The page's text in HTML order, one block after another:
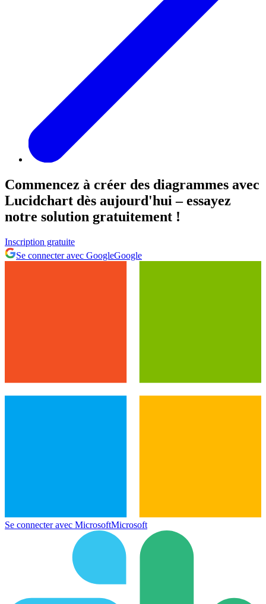
Commencez à créer des diagrammes avec
Lucidchart dès aujourd'hui – essayez
notre solution gratuitement !
Inscription gratuite
Se connecter avec GoogleGoogle
Se connecter avec MicrosoftMicrosoft